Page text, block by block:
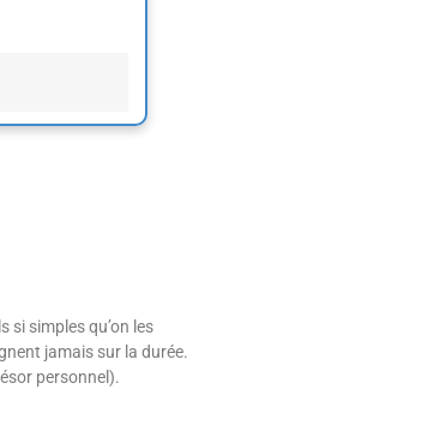
si simples qu’on les
jamais sur la durée.
personnel).